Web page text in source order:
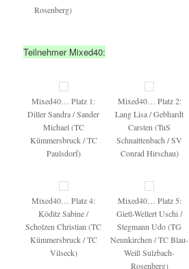
Rosenberg)
Teilnehmer Mixed40:
Mixed40… Platz 1:
Diller Sandra / Sander
Michael (TC
Kümmersbruck / TC
Paulsdorf)
Mixed40… Platz 2:
Lang Lisa / Gebhardt
Carsten (TuS
Schnaittenbach / SV
Conrad Hirschau)
Mixed40… Platz 4:
Köditz Sabine /
Scholzen Christian (TC
Kümmersbruck / TC
Vilseck)
Mixed40… Platz 5:
Gietl-Wellert Uschi /
Stegmann Udo (TG
Neunkirchen / TC Blau-
Weiß Sulzbach-
Rosenberg)